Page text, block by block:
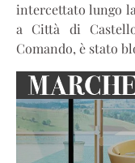
intercettato lungo
a Città di
Comando, è stato